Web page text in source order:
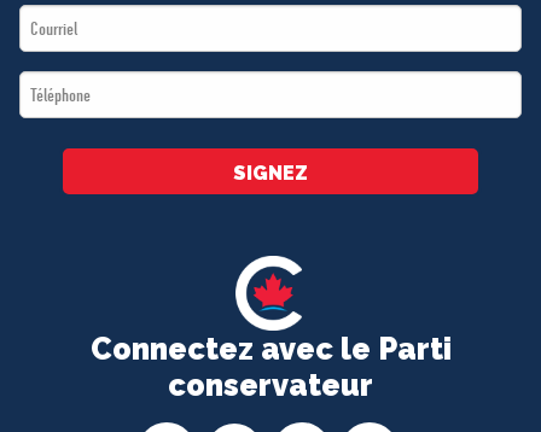
Connectez avec le Parti
conservateur
Email
*
Téléphone
*
SIGNEZ